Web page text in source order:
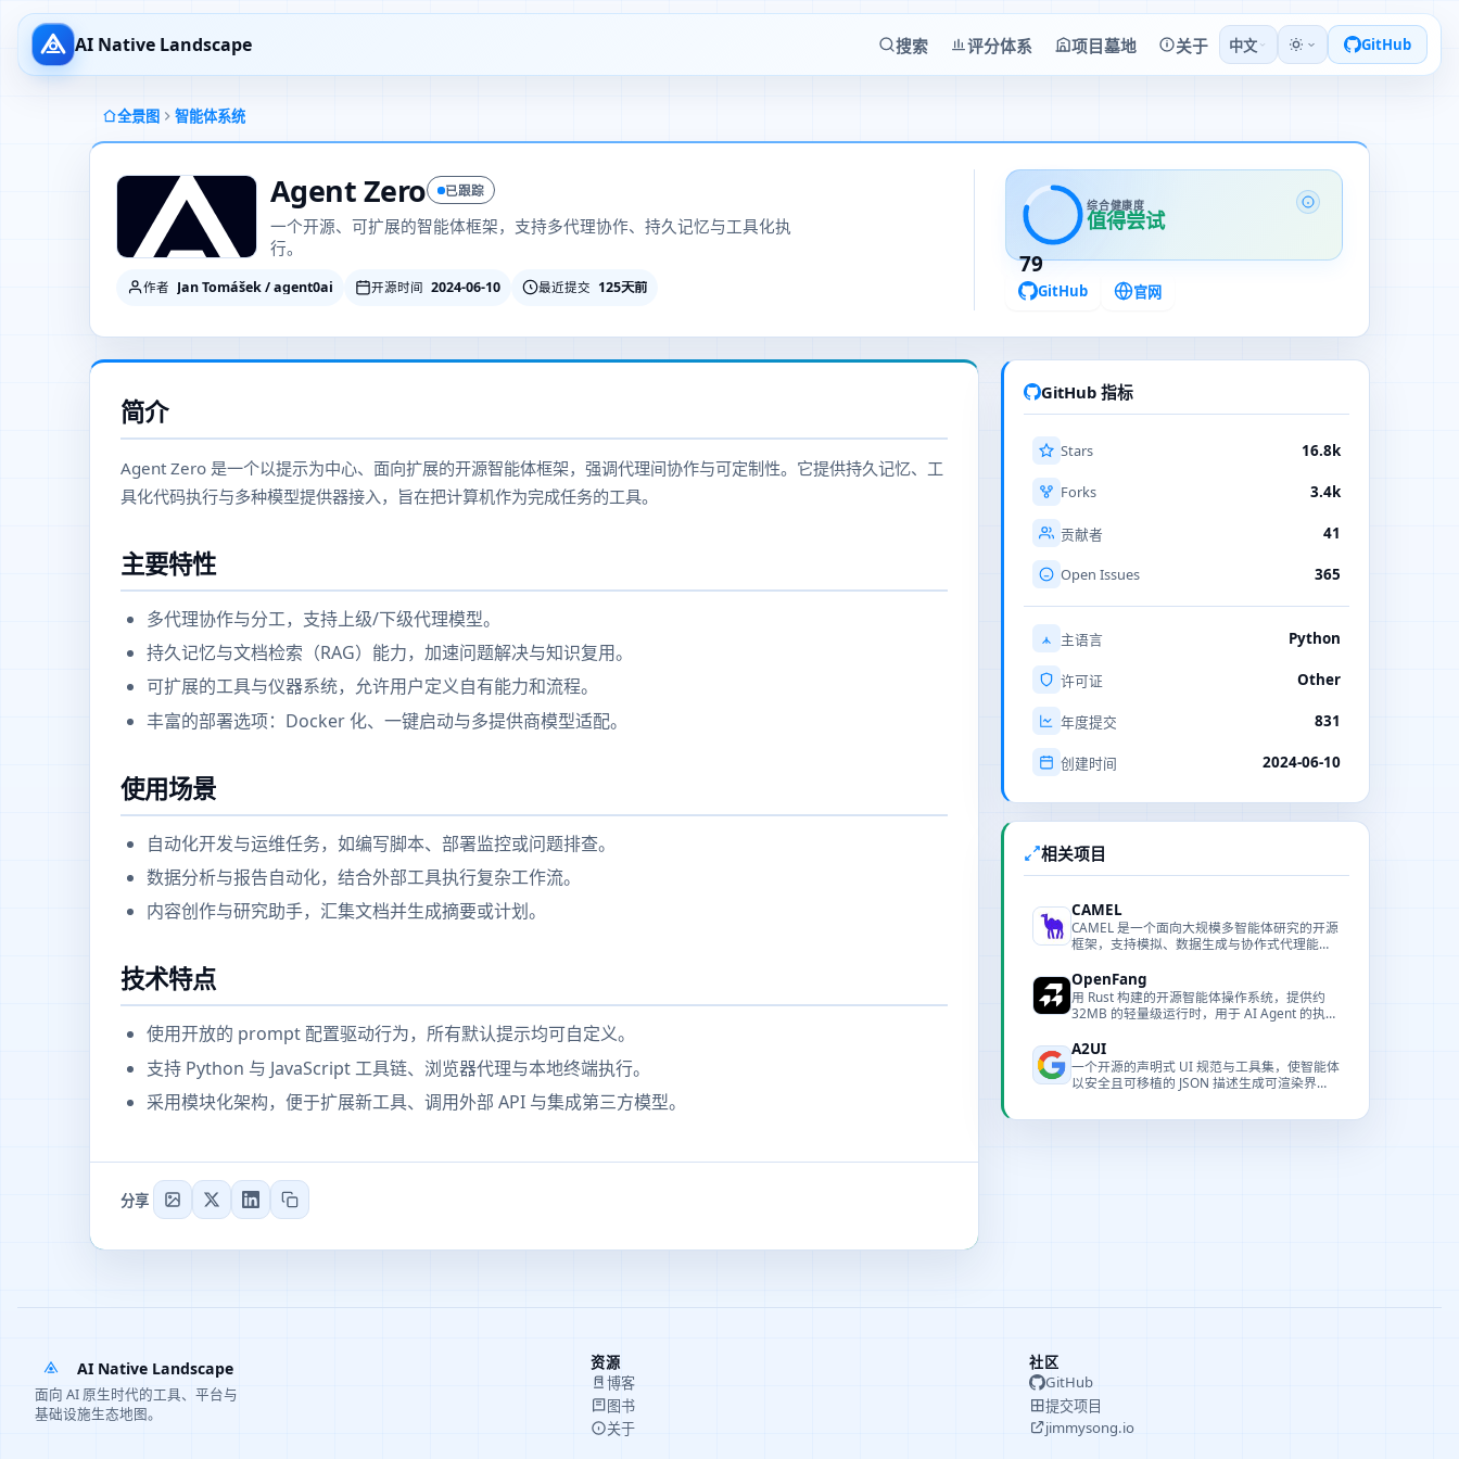
AI Native Landscape 搜索 评分体系 项目墓地 关于 中文 GitHub
全景图 智能体系统
Agent Zero 已跟踪
一个开源、可扩展的智能体框架，支持多代理协作、持久记忆与工具化执
行。
作者 Jan Tomášek / agent0ai 开源时间 2024-06-10 最近提交 125天前
79
综合健康度
值得尝试
GitHub 官网
简介
Agent Zero 是一个以提示为中心、面向扩展的开源智能体框架，强调代理间协作与可定制性。它提供持久记忆、工
具化代码执行与多种模型提供器接入，旨在把计算机作为完成任务的工具。
主要特性
多代理协作与分工，支持上级/下级代理模型。
持久记忆与文档检索（RAG）能力，加速问题解决与知识复用。
可扩展的工具与仪器系统，允许用户定义自有能力和流程。
丰富的部署选项：Docker 化、一键启动与多提供商模型适配。
使用场景
自动化开发与运维任务，如编写脚本、部署监控或问题排查。
数据分析与报告自动化，结合外部工具执行复杂工作流。
内容创作与研究助手，汇集文档并生成摘要或计划。
技术特点
使用开放的 prompt 配置驱动行为，所有默认提示均可自定义。
支持 Python 与 JavaScript 工具链、浏览器代理与本地终端执行。
采用模块化架构，便于扩展新工具、调用外部 API 与集成第三方模型。
分享
GitHub 指标
Stars 16.8k
Forks 3.4k
贡献者 41
Open Issues 365
主语言 Python
许可证 Other
年度提交 831
创建时间 2024-06-10
相关项目
CAMEL
CAMEL 是一个面向大规模多智能体研究的开源
框架，支持模拟、数据生成与协作式代理能
OpenFang
用 Rust 构建的开源智能体操作系统，提供约
32MB 的轻量级运行时，用于 AI Agent 的执
A2UI
一个开源的声明式 UI 规范与工具集，使智能体
以安全且可移植的 JSON 描述生成可渲染界
AI Native Landscape
面向 AI 原生时代的工具、平台与
基础设施生态地图。
资源
博客
图书
关于
社区
GitHub
提交项目
jimmysong.io